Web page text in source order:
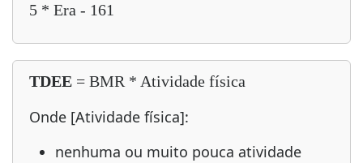
5 * Era - 161
TDEE = BMR * Atividade física
Onde [Atividade física]:
nenhuma ou muito pouca atividade